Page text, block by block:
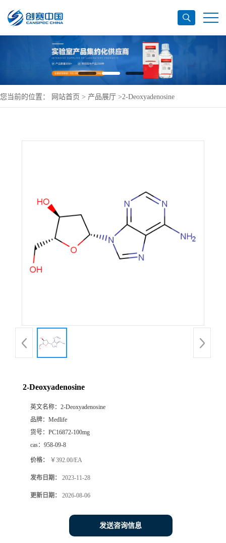
您当前的位置： 网站首页 > 产品展厅 >2-Deoxyadenosine
2-Deoxyadenosine
英文名称： 2-Deoxyadenosine
品牌： Medlife
货号： PC16872-100mg
cas： 958-09-8
价格： ￥392.00/EA
发布日期： 2023-11-28
更新日期： 2026-08-06
发送咨询信息